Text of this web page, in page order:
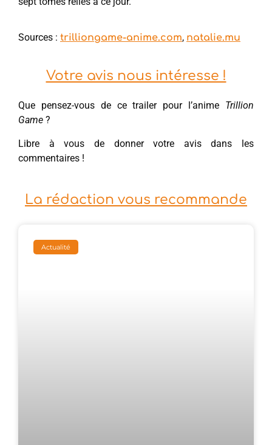
Sources : trilliongame-anime.com, natalie.mu
Votre avis nous intéresse !
Que pensez-vous de ce trailer pour l’anime Trillion
Game ?
Libre à vous de donner votre avis dans les
commentaires !
La rédaction vous recommande
Actualité